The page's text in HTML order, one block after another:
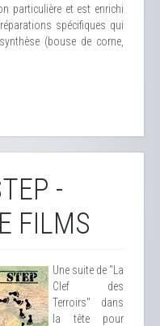
particulière et est enrichi
spécifiques qui
(bouse de corne,
-
FILMS
Une suite de "La
Clef des
Terroirs" dans
la tête pour